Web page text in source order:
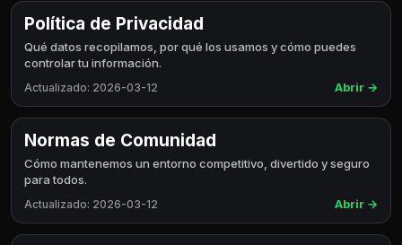
Política de Privacidad
Qué datos recopilamos, por qué los usamos y cómo puedes
controlar tu información.
Actualizado: 2026-03-12 Abrir →
Normas de Comunidad
Cómo mantenemos un entorno competitivo, divertido y seguro
para todos.
Actualizado: 2026-03-12 Abrir →